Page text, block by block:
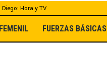
Hora y TV
FEMENIL FUERZAS BÁSICAS